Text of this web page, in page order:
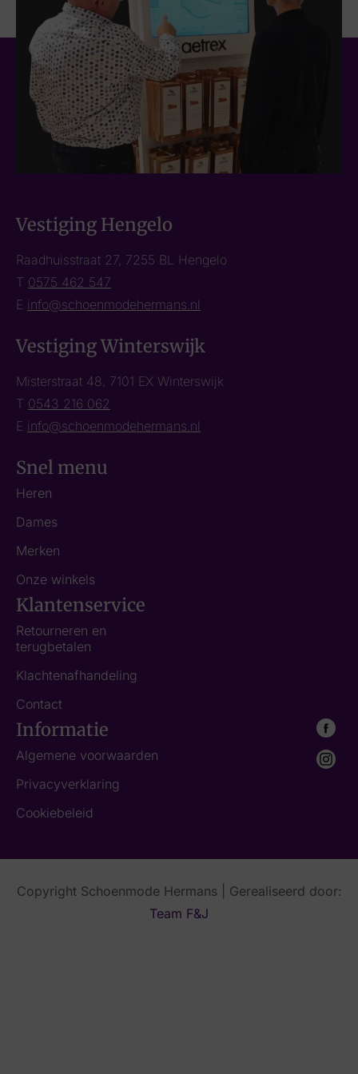
Vestiging Hengelo
Raadhuisstraat 27, 7255 BL Hengelo
T 0575 462 547
E info@schoenmodehermans.nl
Vestiging Winterswijk
Misterstraat 48, 7101 EX Winterswijk
T 0543 216 062
E info@schoenmodehermans.nl
Snel menu
Heren
Dames
Merken
Onze winkels
Klantenservice
Retourneren en
terugbetalen
Klachtenafhandeling
Contact
Informatie
Algemene voorwaarden
Privacyverklaring
Cookiebeleid
Copyright Schoenmode Hermans | Gerealiseerd door:
Team F&J